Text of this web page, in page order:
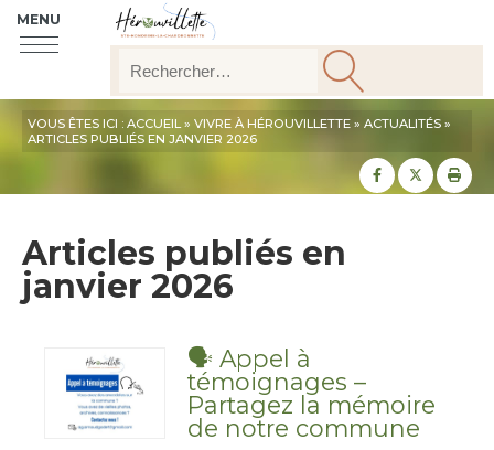
MENU
VOUS ÊTES ICI : ACCUEIL» VIVRE À HÉROUVILLETTE » ACTUALITÉS »
ARTICLES PUBLIÉS EN JANVIER 2026
Partager sur
Articles publiés en
janvier 2026
🗣️ Appel à
témoignages –
Partagez la mémoire
de notre commune